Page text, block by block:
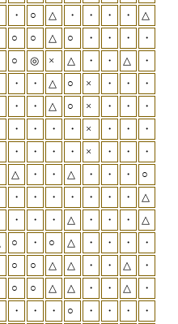
・ ○ △ ・ ・ ・ ・
△
○ ○ △ ○ ・ ・ ・
・
○ ◎ × △ ・ ・ △
・
・ ・ △ ○ × ・ ・
・
・ ・ △ ○ × ・ ・
・
・ ・ ・ ・ × ・ ・
・
・ ・ ・ ・ × ・ ・
・
△ ・ ・ △ ・ ・ ・
○
・ ・ ・ ・ ・ ・ ・
△
・ ・ ・ △ ・ ・ ・
△
○ ・ ○ △ ・ ・ ・
・
○ ○ △ △ ・ ・ △
・
○ ○ △ △ ・ ・ △
・
・ ・ ・ ○ ・ ・ ・
・